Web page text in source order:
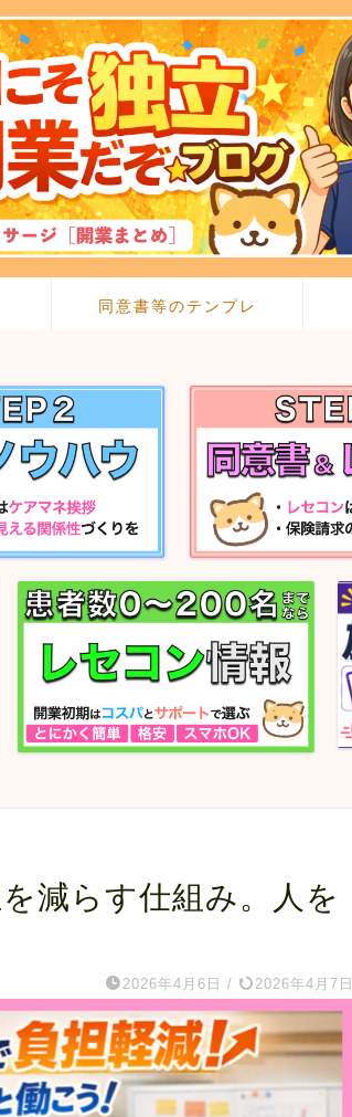
同意書等のテンプレ
減らす仕組み。人を
2026年4月6日 / 2026年4月7日